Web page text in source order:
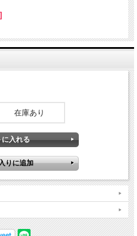
動画「低音浴」をYouTubeにアップしたと
。
ウルを使用し、さらにサウンドに磨きを
スとしてリリースするのがこの作品で
のパートナー杉本直之と、これ
ないStudio OMEGAの小池真一郎氏が結
しいハーモニーを奏でる唯一無二の作品
在庫あり